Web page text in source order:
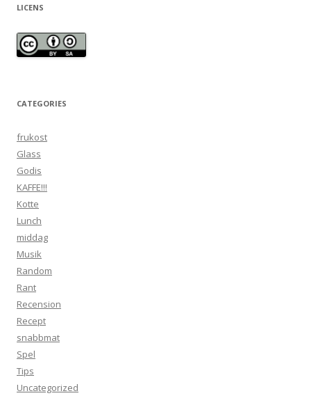
LICENS
CATEGORIES
frukost
Glass
Godis
KAFFE!!!
Kotte
Lunch
middag
Musik
Random
Rant
Recension
Recept
snabbmat
Spel
Tips
Uncategorized